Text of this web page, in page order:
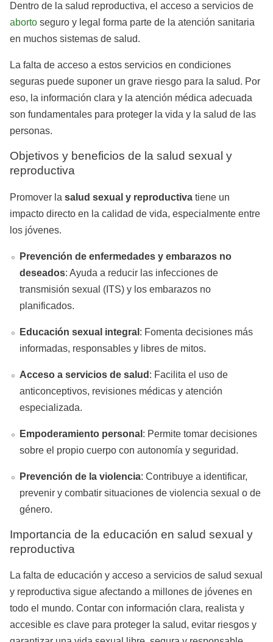
Dentro de la salud reproductiva, el acceso a servicios de
aborto seguro y legal forma parte de la atención sanitaria
en muchos sistemas de salud.
La falta de acceso a estos servicios en condiciones
seguras puede suponer un grave riesgo para la salud. Por
eso, la información clara y la atención médica adecuada
son fundamentales para proteger la vida y la salud de las
personas.
Objetivos y beneficios de la salud sexual y
reproductiva
Promover la salud sexual y reproductiva tiene un
impacto directo en la calidad de vida, especialmente entre
los jóvenes.
Prevención de enfermedades y embarazos no
deseados: Ayuda a reducir las infecciones de
transmisión sexual (ITS) y los embarazos no
planificados.
Educación sexual integral : Fomenta decisiones más
informadas, responsables y libres de mitos.
Acceso a servicios de salud : Facilita el uso de
anticonceptivos, revisiones médicas y atención
especializada.
Empoderamiento personal : Permite tomar decisiones
sobre el propio cuerpo con autonomía y seguridad.
Prevención de la violencia: Contribuye a identificar,
prevenir y combatir situaciones de violencia sexual o de
género.
Importancia de la educación en salud sexual y
reproductiva
La falta de educación y acceso a servicios de salud sexual
y reproductiva sigue afectando a millones de jóvenes en
todo el mundo. Contar con información clara, realista y
accesible es clave para proteger la salud, evitar riesgos y